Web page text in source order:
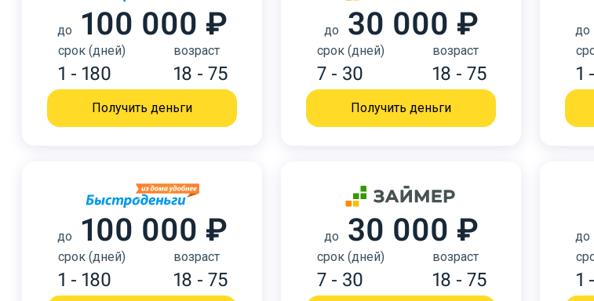
до 100 000 ₽
срок (дней)
1 - 180
возраст
18 - 75
Получить деньги
до 30 000 ₽
срок (дней)
7 - 30
возраст
18 - 75
Получить деньги
до
1
до 100 000 ₽
срок (дней)
1 - 180
возраст
18 - 75
до 30 000 ₽
срок (дней)
7 - 30
возраст
18 - 75
до
1